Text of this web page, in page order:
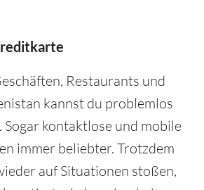
Restaurants und
kannst du problemlos
Sogar kontaktlose und mobile
immer beliebter. Trotzdem
auf Situationen stoßen,